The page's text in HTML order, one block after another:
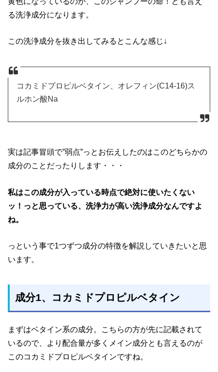
る洗浄成分になります。
この洗浄成分を抜き出してみるとこんな感じ↓
コカミドプロピルベタイン、オレフィン(C14-16)ス
ルホン酸Na
実は記事冒頭で”弱点”っとお伝えしたのはこのどちらかの
成分のことだったりします・・・
私はこの成分が入っている時点で絶対に使いたくない
ッ！っと思っている、洗浄力が高い洗浄成分なんですよ
ね。
っという事で1つずつ成分の特徴を解説していきたいと思
います。
成分1、コカミドプロピルベタイン
まずはベタイン系の成分。こちらの方が先に記載されて
いるので、より配合量が多くメイン成分とも言えるのが
このコカミドプロピルベタインですね。